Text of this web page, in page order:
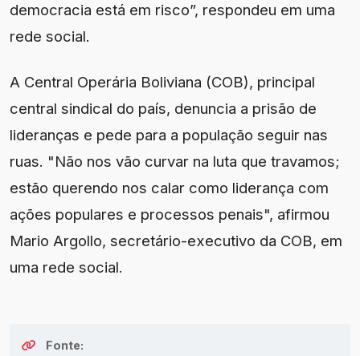
democracia está em risco”, respondeu em uma
rede social.
A Central Operária Boliviana (COB), principal
central sindical do país, denuncia a prisão de
lideranças e pede para a população seguir nas
ruas. "Não nos vão curvar na luta que travamos;
estão querendo nos calar como liderança com
ações populares e processos penais", afirmou
Mario Argollo, secretário-executivo da COB, em
uma rede social.
Fonte: